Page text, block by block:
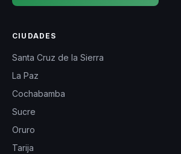
CIUDADES
Santa Cruz de la Sierra
La Paz
Cochabamba
Sucre
Oruro
Tarija